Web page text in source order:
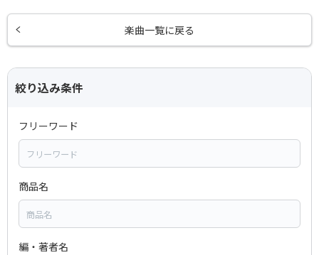
楽曲一覧に戻る
絞り込み条件
フリーワード
商品名
編・著者名